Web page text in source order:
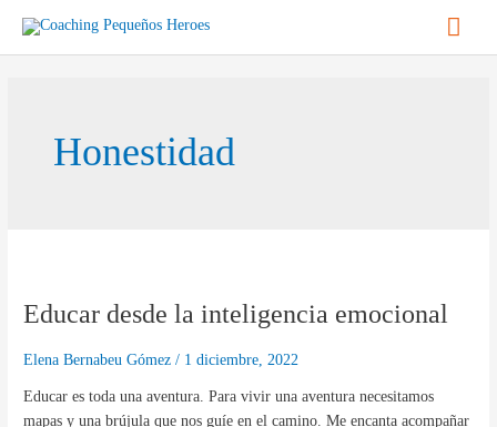
contenido
Honestidad
Educar desde la inteligencia emocional
Elena Bernabeu Gómez/ 1 diciembre, 2022
Educar es toda una aventura. Para vivir una aventura necesitamos
mapas y una brújula que nos guíe en el camino. Me encanta acompañar
la
emocional